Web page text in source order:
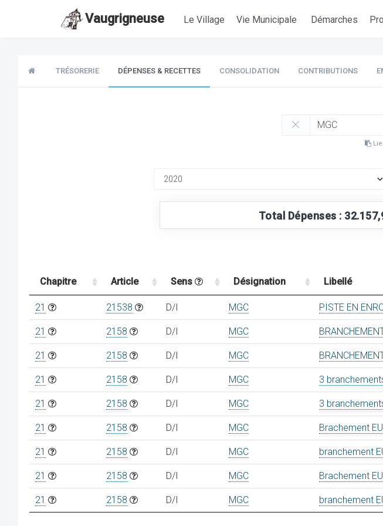
Vaugrigneuse Le Village Vie Municipale Démarches
TRÉSORERIE DÉPENSES & RECETTES CONSOLIDATION CONTRIBUTIONS
Total Dépenses :
Chapitre Article Sens Désignation Libellé
21 21538 D/I MGC PISTE EN
21 2158 D/I MGC
21 2158 D/I MGC
21 2158 D/I MGC 3
21 2158 D/I MGC 3
21 2158 D/I MGC Brachement
21 2158 D/I MGC branchement
21 2158 D/I MGC Brachement
21 2158 D/I MGC branchement